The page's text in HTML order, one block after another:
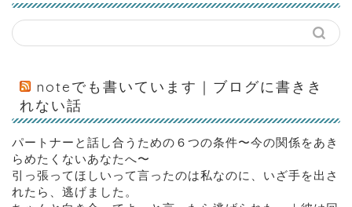
noteでも書いています｜ブログに書きき
れない話
パートナーと話し合うための６つの条件〜今の関係をあき
らめたくないあなたへ〜
引っ張ってほしいって言ったのは私なのに、いざ手を出さ
れたら、逃げました。